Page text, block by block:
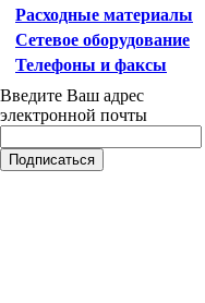
Расходные материалы
Сетевое оборудование
Телефоны и факсы
Введите Ваш адрес
электронной почты